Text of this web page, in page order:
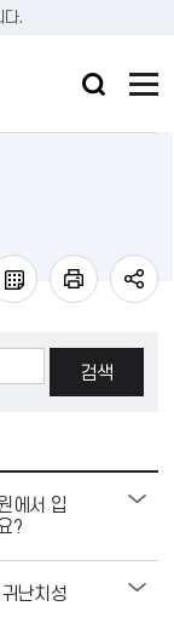
다.
검색
에서 입
?
난치성